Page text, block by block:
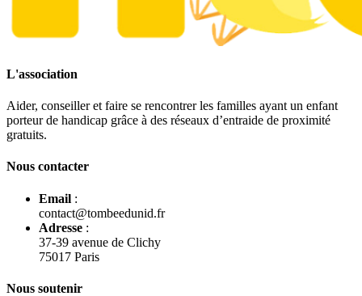
L'association
Aider, conseiller et faire se rencontrer les familles ayant un enfant
porteur de handicap grâce à des réseaux d’entraide de proximité
gratuits.
Nous contacter
Email :
contact@tombeedunid.fr
Adresse :
37-39 avenue de Clichy
75017 Paris
Nous soutenir